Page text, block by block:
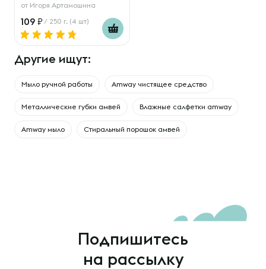
от Игоря Артамошина
109 / 250 г. (4 шт)
Другие ищут:
Мыло ручной работы Amway чистящее средство
Металлические губки амвей Влажные салфетки amway
Amway мыло Стиральный порошок амвей
Подпишитесь
на рассылку